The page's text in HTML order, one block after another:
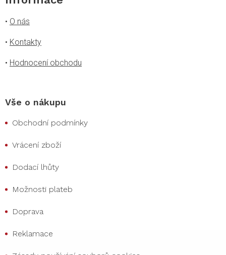
• O nás
• Kontakty
• Hodnocení obchodu
Vše o nákupu
Obchodní podmínky
Vrácení zboží
Dodací lhůty
Možnosti plateb
Doprava
Reklamace